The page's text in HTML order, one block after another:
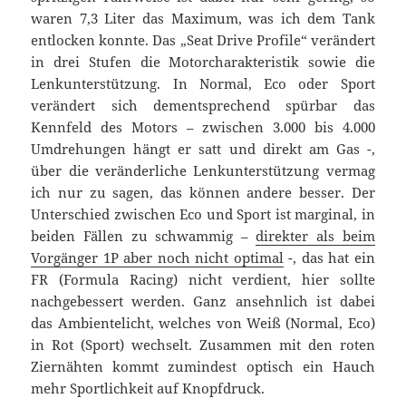
waren 7,3 Liter das Maximum, was ich dem Tank
entlocken konnte. Das „Seat Drive Profile“ verändert
in drei Stufen die Motorcharakteristik sowie die
Lenkunterstützung. In Normal, Eco oder Sport
verändert sich dementsprechend spürbar das
Kennfeld des Motors – zwischen 3.000 bis 4.000
Umdrehungen hängt er satt und direkt am Gas -,
über die veränderliche Lenkunterstützung vermag
ich nur zu sagen, das können andere besser. Der
Unterschied zwischen Eco und Sport ist marginal, in
beiden Fällen zu schwammig –direkter als beim
Vorgänger 1P aber noch nicht optimal -, das hat ein
FR (Formula Racing) nicht verdient, hier sollte
nachgebessert werden. Ganz ansehnlich ist dabei
das Ambientelicht, welches von Weiß (Normal, Eco)
in Rot (Sport) wechselt. Zusammen mit den roten
Ziernähten kommt zumindest optisch ein Hauch
mehr Sportlichkeit auf Knopfdruck.